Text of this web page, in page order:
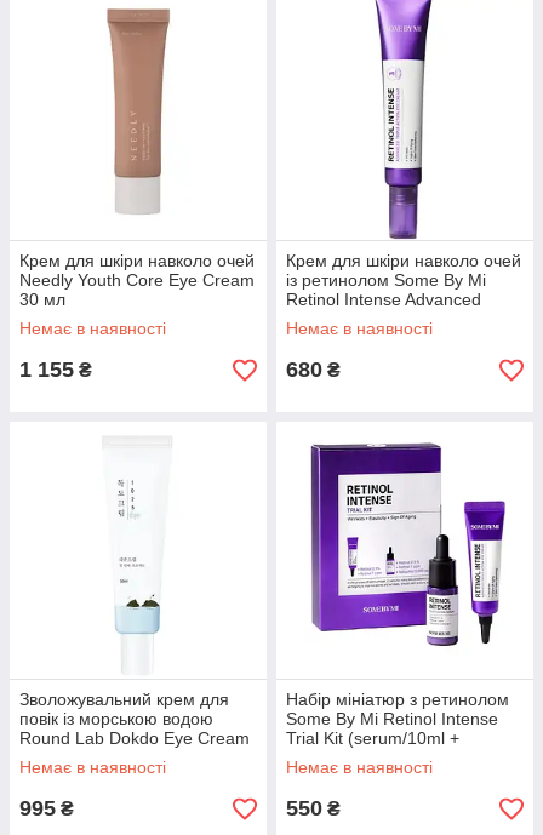
Крем для шкіри навколо очей
Needly Youth Core Eye Cream
30 мл
Немає в наявності
1 155 ₴
Крем для шкіри навколо очей
із ретинолом Some By Mi
Retinol Intense Advanced
Triple Action Eye Cream 30 мл
Немає в наявності
680 ₴
Зволожувальний крем для
повік із морською водою
Round Lab Dokdo Eye Cream
30 мл
Немає в наявності
995 ₴
Набір мініатюр з ретинолом
Some By Mi Retinol Intense
Trial Kit (serum/10ml +
eye/cr/10ml)
Немає в наявності
550 ₴